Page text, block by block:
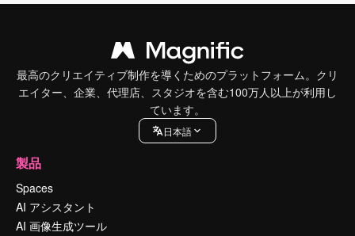
最高のクリエイティブ制作を導くためのプラットフォーム。クリ
エイター、企業、代理店、スタジオを含む100万人以上が利用し
ています。
日本語
製品
Spaces
AI アシスタント
AI 画像生成ツール